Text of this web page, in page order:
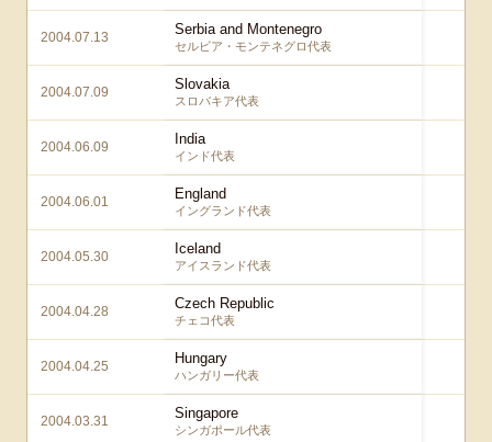
2004.07.13 Serbia and Montenegro
セルビア・モンテネグロ代表
2004.07.09 Slovakia
スロバキア代表
2004.06.09 India
インド代表
2004.06.01 England
イングランド代表
2004.05.30 Iceland
アイスランド代表
2004.04.28 Czech Republic
チェコ代表
2004.04.25 Hungary
ハンガリー代表
2004.03.31 Singapore
シンガポール代表